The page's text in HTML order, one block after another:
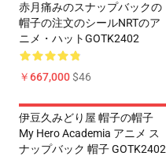
赤月痛みのスナップバックの
帽子の注文のシールNRTのア
ニメ・ハットGOTK2402
￥667,000$46
伊豆久みどり屋 帽子の帽子
My Hero Academia アニメ ス
ナップバック 帽子 GOTK2402